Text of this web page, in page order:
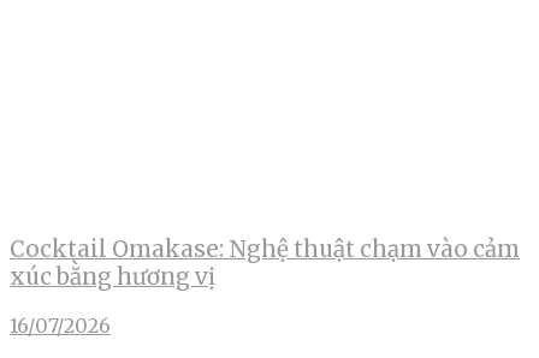
Cocktail Omakase: Nghệ thuật chạm vào cảm
xúc bằng hương vị
16/07/2026